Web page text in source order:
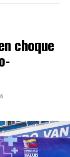
choque